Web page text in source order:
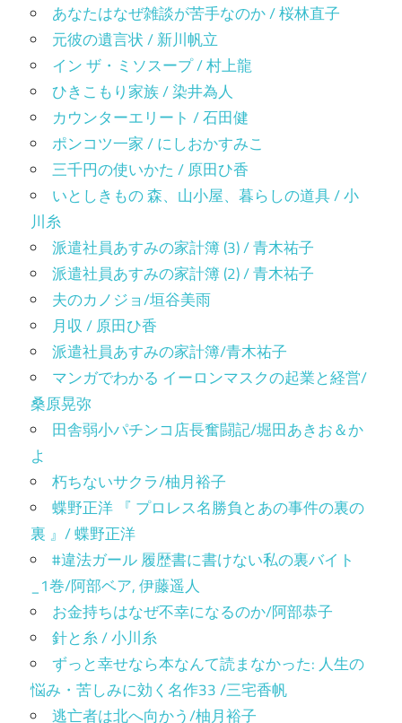
あなたはなぜ雑談が苦手なのか / 桜林直子
元彼の遺言状 / 新川帆立
イン ザ・ミソスープ / 村上龍
ひきこもり家族 / 染井為人
カウンターエリート / 石田健
ポンコツ一家 / にしおかすみこ
三千円の使いかた / 原田ひ香
いとしきもの 森、山小屋、暮らしの道具 / 小
川糸
派遣社員あすみの家計簿 (3) / 青木祐子
派遣社員あすみの家計簿 (2) / 青木祐子
夫のカノジョ/垣谷美雨
月収 / 原田ひ香
派遣社員あすみの家計簿/青木祐子
マンガでわかる イーロンマスクの起業と経営/
桑原晃弥
田舎弱小パチンコ店長奮闘記/堀田あきお＆か
よ
朽ちないサクラ/柚月裕子
蝶野正洋 『 プロレス名勝負とあの事件の裏の
裏 』/ 蝶野正洋
#違法ガール 履歴書に書けない私の裏バイト
_1巻/阿部ベア, 伊藤遥人
お金持ちはなぜ不幸になるのか/阿部恭子
針と糸 / 小川糸
ずっと幸せなら本なんて読まなかった: 人生の
悩み・苦しみに効く名作33 /三宅香帆
逃亡者は北へ向かう/柚月裕子